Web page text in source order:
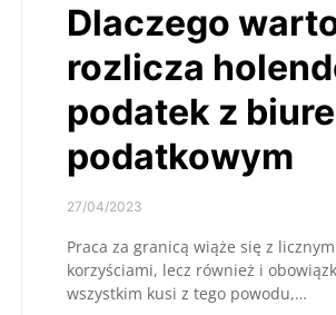
Dlaczego
rozlicza
podatek z
podatkowym
27/04/2023
Praca za granicą wiąże się z
korzyściami, lecz również i
wszystkim kusi z tego powodu,…